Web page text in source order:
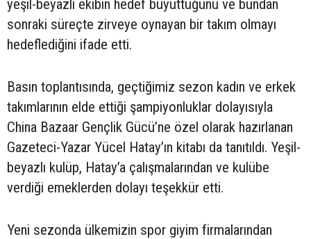
yeşil-beyazlı ekibin hedef büyüttüğünü ve bundan
sonraki süreçte zirveye oynayan bir takım olmayı
hedeflediğini ifade etti.
Basın toplantısında, geçtiğimiz sezon kadın ve erkek
takımlarının elde ettiği şampiyonluklar dolayısıyla
China Bazaar Gençlik Gücü’ne özel olarak hazırlanan
Gazeteci-Yazar Yücel Hatay’ın kitabı da tanıtıldı. Yeşil-
beyazlı kulüp, Hatay’a çalışmalarından ve kulübe
verdiği emeklerden dolayı teşekkür etti.
Yeni sezonda ülkemizin spor giyim firmalarından